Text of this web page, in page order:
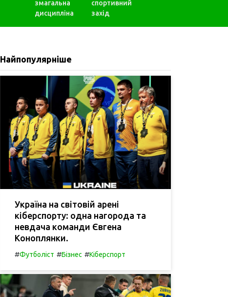
змагальна
дисципліна
спортивний
захід
Найпопулярніше
Україна на світовій арені
кіберспорту: одна нагорода та
невдача команди Євгена
Коноплянки.
#Футболіст #Бізнес #Кіберспорт